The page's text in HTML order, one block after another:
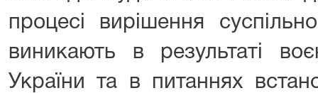
процесі вирішення
виникають в результаті
України та в питаннях